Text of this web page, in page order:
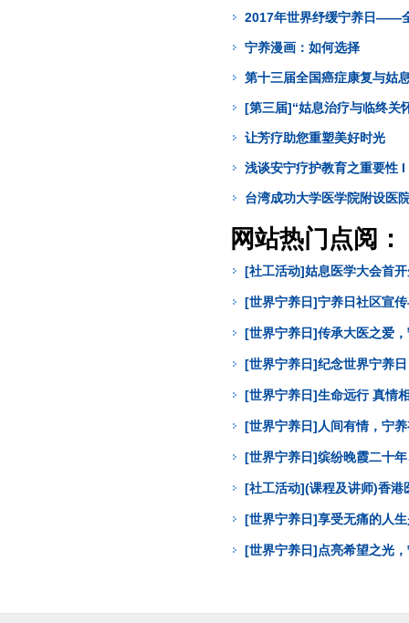
2017年世界纾缓宁养日——
宁养漫画：如何选择
第十三届全国癌症康复与姑
[第三届]“姑息治疗与临终关
让芳疗助您重塑美好时光
浅谈安宁疗护教育之重要
台湾成功大学医学院附设医
网站热门点阅：
[社工活动]姑息医学大会首
[世界宁养日]宁养日社区宣
[世界宁养日]传承大医之爱
[世界宁养日]纪念世界宁养
[世界宁养日]生命远行 真情
[世界宁养日]人间有情，宁
[世界宁养日]缤纷晚霞二十
[社工活动](课程及讲师)香
[世界宁养日]享受无痛的人
[世界宁养日]点亮希望之光